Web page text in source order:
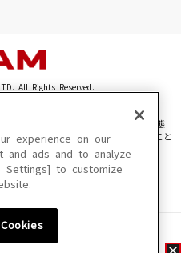
All Rights Reserved.
像・写真・動画・音声等を、手段や形態
断で複製、転載、ファイル化などすること
ただけない場合があります。
更になる場合があります。
experience on our
and ads and to analyze
Settings] to customize